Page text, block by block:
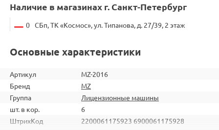
Наличие в магазинах г. Санкт-Петербург
0 СБп, ТК «Космос», ул. Типанова, д. 27/39, 2 этаж
Основные характеристики
Артикул
MZ-2016
Бренд
MZ
Группа
Лицензионные машины
шт. в кор.
6
ШтрихКод
2200061175923 6900061175928